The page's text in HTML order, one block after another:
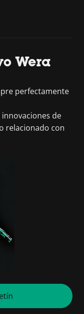
Wera
perfectamente
de
relacionado con